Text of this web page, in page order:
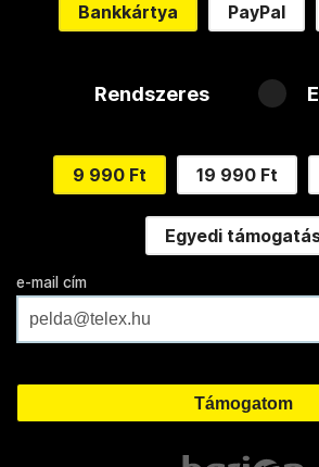
Bankkártya PayPal
Rendszeres
9 990 Ft 19 990 Ft
Egyedi
e-mail cím